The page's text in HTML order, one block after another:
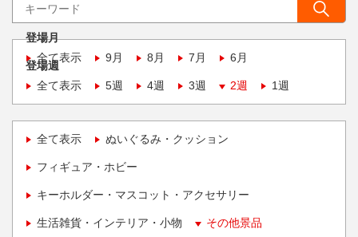
登場月
全て表示
9月 8月 7月 6月
登場週
全て表示
5週 4週 3週 2週 1週
全て表示 ぬいぐるみ・クッション
フィギュア・ホビー
キーホルダー・マスコット・アクセサリー
生活雑貨・インテリア・小物 その他景品